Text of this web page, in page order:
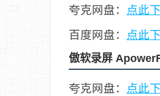
夸克网盘： 点此
百度网盘： 点此
傲软录屏
夸克网盘： 点此